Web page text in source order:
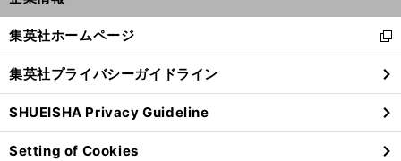
閉
る
集英社ホームページ
新
し
い
ウ
ィ
ン
ド
集英社プライバシーガイドライン
SHUEISHA Privacy Guideline
Setting of Cookies